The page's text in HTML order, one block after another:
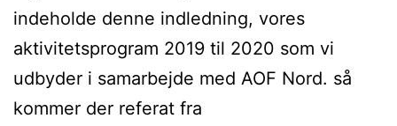
indeholde denne indledning, vores
aktivitetsprogram 2019 til 2020 som vi
udbyder i samarbejde med AOF Nord. så
kommer der referat fra